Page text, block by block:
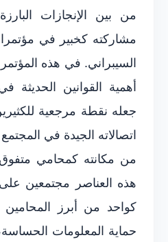
من بين الإنجازات
مشاركته كخبير في
السيبراني. في هذه
أهمية القوانين الحديثة
جعله نقطة مرجعية
اتصالاته الجيدة في المجتمع
من مكانته كمحامي
هذه العناصر مجتمعين
كواحد من أبرز
حماية المعلومات